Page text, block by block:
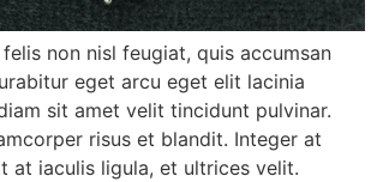
non nisl feugiat, quis accumsan
eget arcu eget elit lacinia
sit amet velit tincidunt pulvinar.
risus et blandit. Integer at
at iaculis ligula, et ultrices velit.